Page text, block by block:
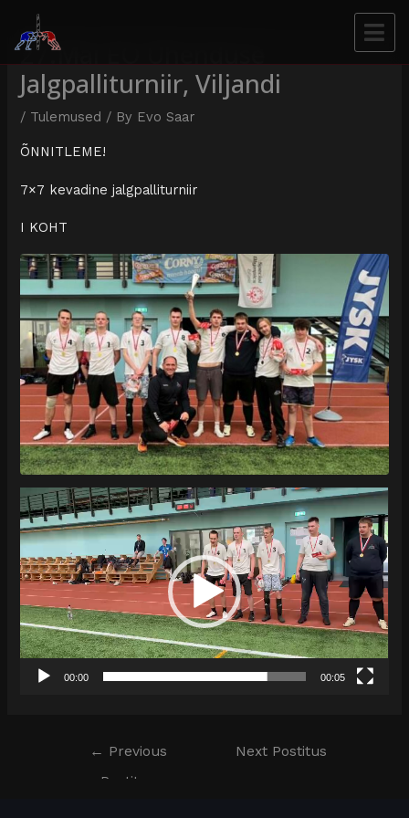
27.mai EO Ühenduse
Jalgpalliturniir, Viljandi
/ Tulemused / By Evo Saar
ÕNNITLEME!
7×7 kevadine jalgpalliturniir
I KOHT
Videoesitaja
00:00 00:05
← Previous
Postitus
Next Postitus